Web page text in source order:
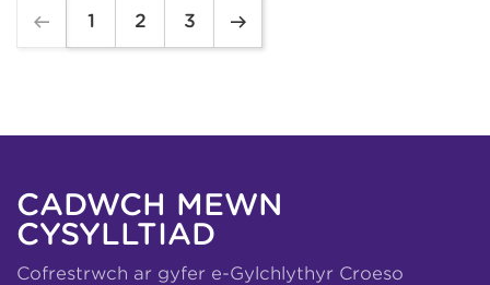
1 2 3
CADWCH MEWN
CYSYLLTIAD
Cofrestrwch ar gyfer e-Gylchlythyr Croeso